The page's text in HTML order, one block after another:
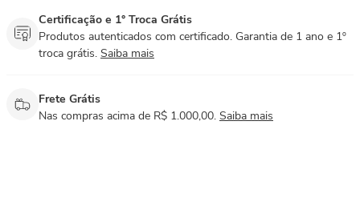
Certificação e 1° Troca Grátis
Produtos autenticados com certificado. Garantia de 1 ano e 1º
troca grátis. Saiba mais
Frete Grátis
Nas compras acima de R$ 1.000,00. Saiba mais